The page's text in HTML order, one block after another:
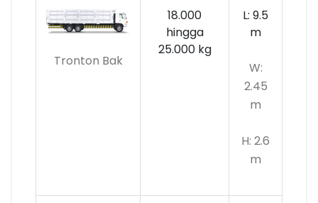
Tronton Bak
18.000
hingga
25.000 kg
L: 9.5
m
W:
2.45
m
H: 2.6
m